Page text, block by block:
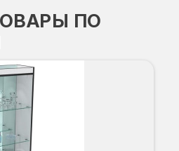
ПО